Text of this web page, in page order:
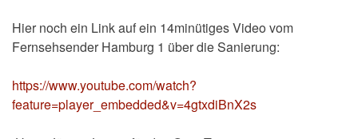
Hier noch ein Link auf ein 14minütiges Video vom
Fernsehsender Hamburg 1 über die Sanierung:
https://www.youtube.com/watch?
feature=player_embedded&v=4gtxdiBnX2s